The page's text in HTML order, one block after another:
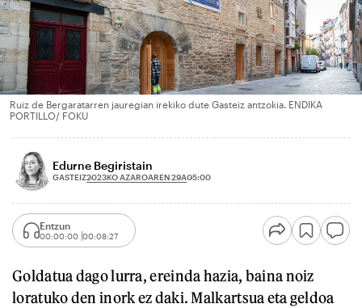
Ruiz de Bergaratarren jauregian irekiko dute Gasteiz antzokia. ENDIKA
PORTILLO/ FOKU
Edurne Begiristain
GASTEIZ2023KO AZAROAREN 29A05:00
Entzun
00:00:00 00:08:27
Goldatua dago lurra, ereinda hazia, baina noiz
loratuko den inork ez daki. Malkartsua eta geldoa